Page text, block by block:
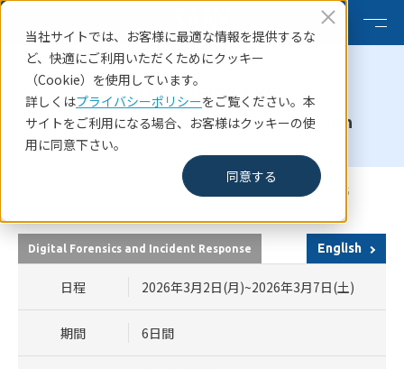
当社サイトでは、お客様に最適な情報を提供するな
ど、快適にご利用いただくためにクッキー
（Cookie）を使用しています。
詳しくはプライバシーポリシーをご覧ください。本
サイトをご利用になる場合、お客様はクッキーの使
用に同意下さい。
同意する
FORENSICS 585
Smartphone Forensic Analysis In-Depth
SANS Secure Japan 2026 FORENSICS 585
Digital Forensics and Incident Response English
日程 2026年3月2日(月)~2026年3月7日(土)
期間 6日間